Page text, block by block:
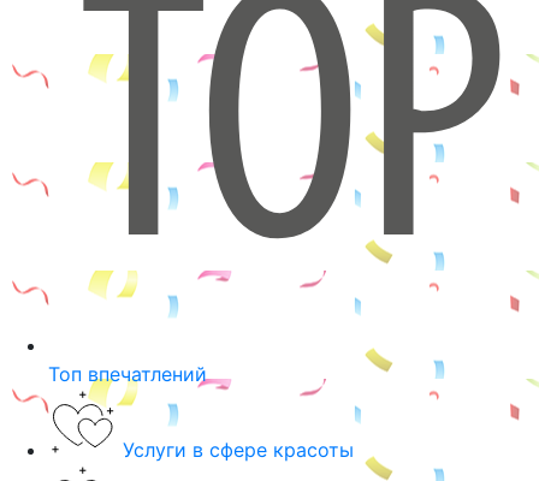
Топ впечатлений
Услуги в сфере красоты